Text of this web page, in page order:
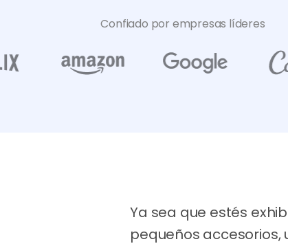
Confiado por empresas líderes
Ya sea que estés
pequeños